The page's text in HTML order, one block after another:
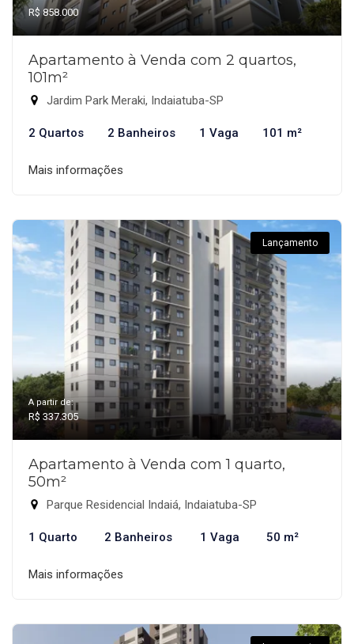
R$ 858.000
Apartamento à Venda com 2 quartos,
101m²
Jardim Park Meraki, Indaiatuba-SP
2 Quartos 2 Banheiros 1 Vaga 101 m²
Mais informações
Lançamento
A partir de:
R$ 337.305
Apartamento à Venda com 1 quarto,
50m²
Parque Residencial Indaiá, Indaiatuba-SP
1 Quarto 2 Banheiros 1 Vaga 50 m²
Mais informações